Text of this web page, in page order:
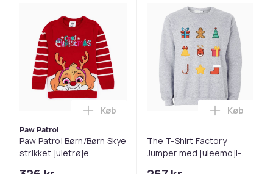
Paw Patrol
Paw Patrol Børn/Børn Skye
strikket juletrøje
Læg Paw Patrol Børn/Børn Skye
Køb
The T-Shirt Factory
Jumper med juleemoji-
Læg The
Køb